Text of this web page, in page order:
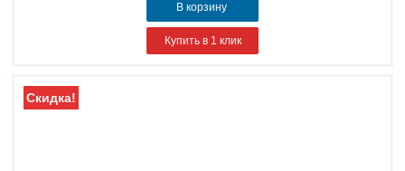
В корзину
Купить в 1 клик
Скидка!